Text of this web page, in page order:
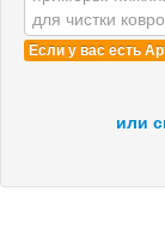
Если у вас есть
или